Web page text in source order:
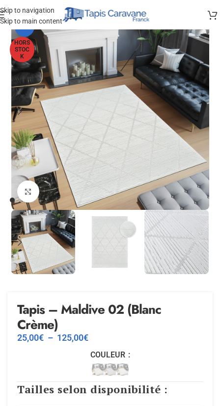
Skip to navigation
Skip to main content
HORS
STOC
K
Agrandir
Tapis – Maldive 02 (Blanc
Crème)
25,00€ – 125,00€
COULEUR
Tailles selon disponibilité :